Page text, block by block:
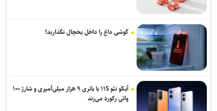
گوشی داغ را داخل یخچال نگذارید!
آیکو نئو ۱۱S با باتری ۹ هزار میلی‌آمپری و شارژ ۱۰۰
واتی رکورد می‌زند